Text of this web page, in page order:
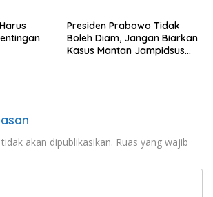
Presiden Prabowo Tidak
Boleh Diam, Jangan Biarkan
Kasus Mantan Jampidsus
akan dipublikasikan. Ruas yang wajib